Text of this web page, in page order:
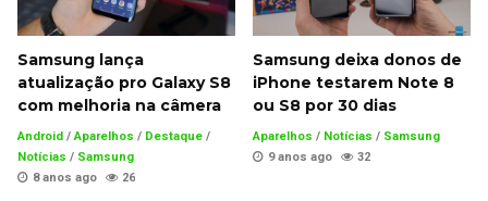
Samsung lança
atualização pro Galaxy S8
com melhoria na câmera
Android / Aparelhos / Destaque /
Notícias / Samsung
8 anos ago
26
Samsung deixa donos de
iPhone testarem Note 8
ou S8 por 30 dias
Aparelhos / Notícias / Samsung
9 anos ago
32